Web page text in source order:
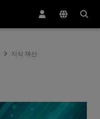
지식 재산